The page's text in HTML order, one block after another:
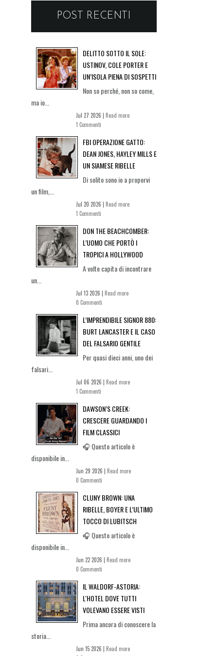
POST RECENTI
DELITTO SOTTO IL SOLE:
USTINOV, COLE PORTER E
UN’ISOLA PIENA DI SOSPETTI
Non so perché, non so come,
ma io...
Jul 27 2026 | Read more
1 Commenti
FBI OPERAZIONE GATTO:
DEAN JONES, HAYLEY MILLS E
UN SIAMESE RIBELLE
Di solito sono io a proporvi
un film,...
Jul 20 2026 | Read more
1 Commenti
DON THE BEACHCOMBER:
L’UOMO CHE PORTÒ I
TROPICI A HOLLYWOOD
A volte capita di incontrare
un...
Jul 13 2026 | Read more
0 Commenti
L’IMPRENDIBILE SIGNOR 880:
BURT LANCASTER E IL CASO
DEL FALSARIO GENTILE
Per quasi dieci anni, uno dei
falsari...
Jul 06 2026 | Read more
1 Commenti
DAWSON’S CREEK:
CRESCERE GUARDANDO I
FILM CLASSICI
🎧 Questo articolo è
disponibile in...
Jun 29 2026 | Read more
0 Commenti
CLUNY BROWN: UNA
RIBELLE, BOYER E L’ULTIMO
TOCCO DI LUBITSCH
🎧 Questo articolo è
disponibile in...
Jun 22 2026 | Read more
0 Commenti
IL WALDORF-ASTORIA:
L'HOTEL DOVE TUTTI
VOLEVANO ESSERE VISTI
Prima ancora di conoscere la
storia...
Jun 15 2026 | Read more